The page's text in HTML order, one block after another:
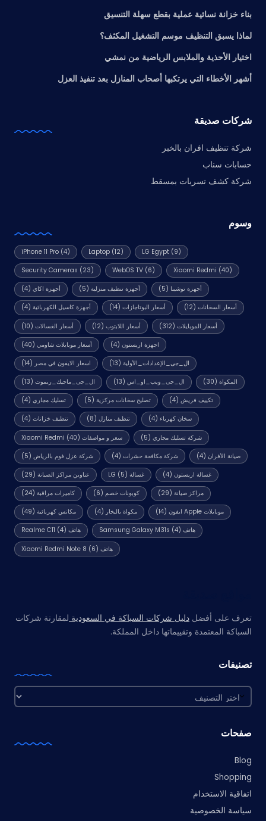
بناء خزانة نسائية عملية بقطع سهلة التنسيق
لماذا يسبق التنظيف موسم التشغيل المكثف؟
اختيار الأحذية والملابس الرياضية من نمشي
أشهر الأخطاء التي يرتكبها أصحاب المنازل بعد تنفيذ العزل
شركات صديقة
شركة تنظيف افران بالخبر
حسابات سناب
شركة كشف تسربات بمسقط
وسوم
iPhone 11 Pro (4) Laptop(12) LG Egypt(9)
Security Cameras (23) WebOS TV(6) Xiaomi Redmi (40)
أجهزة اكاي(4) أجهزة تنظيف منزلية (5) أجهزة توشيبا (5)
أجهزة كاسيل الكهربائية(4) أسعار البوتاجازات (14) أسعار السخانات (12)
أسعار الغسالات(10) أسعار اللابتوب (12) أسعار الموبايلات (312)
أسعار موبايلات شاومي(40) اجهزة اريستون (4)
اسعار الايفون في مصر (14) ال_جى_الإعدادات_الأولية (13)
ال_جى_ماجيك_ريموت(13) ال_جى_ويب_او_اس (13) المكواة (30)
تسليك مجاري(4) تصليح سخانات مركزية (5) تكييف فريش (4)
تنظيف خزانات(4) تنظيف منازل (8) سخان كهرباء (4)
سعر و مواصفات Xiaomi Redmi (40) شركة تسليك مجاري (5)
شركة عزل فوم بالرياض(5) شركة مكافحة حشرات (4) صيانة الأفران (4)
عناوين مراكز الصيانة(29) غسالة LG (5) غسالة اريستون (4)
كاميرات مراقبة(24) كوبونات خصم (6) مراكز صيانة (29)
مكانس كهربائية(49) مكواة بالبخار (4) موبايلات Apple ايفون (14)
هاتف Realme C11 (4) هاتف Samsung Galaxy M31s (4)
هاتف Xiaomi Redmi Note 8 (6)
تعرف على أفضل دليل شركات السباكة في السعودية لمقارنة شركات
السباكة المعتمدة وتقييماتها داخل المملكة.
تصنيفات
تصنيفات
صفحات
Blog
Shopping
اتفاقية الاستخدام
سياسة الخصوصية